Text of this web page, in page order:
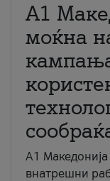
A1
моќна
A1
внатрешни